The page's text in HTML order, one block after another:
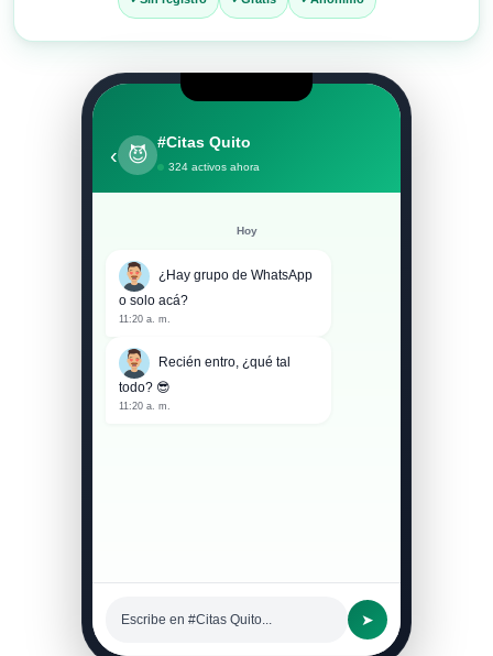
‹ 😈
#Citas Quito
324 activos ahora
Hoy
¿Hay grupo de WhatsApp
o solo acá?
11:20 a. m.
Recién entro, ¿qué tal
todo? 😎
11:20 a. m.
Escribe en #Citas Quito... ➤